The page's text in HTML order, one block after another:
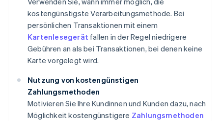
kostengünstigste Verarbeitungsmethode. Bei
persönlichen Transaktionen mit einem
Kartenlesegerät fallen in der Regel niedrigere
Gebühren an als bei Transaktionen, bei denen keine
Karte vorgelegt wird.
Nutzung von kostengünstigen
Zahlungsmethoden
Motivieren Sie Ihre Kundinnen und Kunden dazu, nach
Möglichkeit kostengünstigere Zahlungsmethoden